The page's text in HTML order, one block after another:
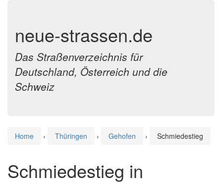
neue-strassen.de
Das Straßenverzeichnis für
Deutschland, Österreich und die
Schweiz
Home › Thüringen › Gehofen › Schmiedestieg
Schmiedestieg in